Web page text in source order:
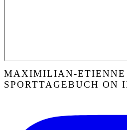
MAXIMILIAN-ETIENNE
SPORTTAGEBUCH ON